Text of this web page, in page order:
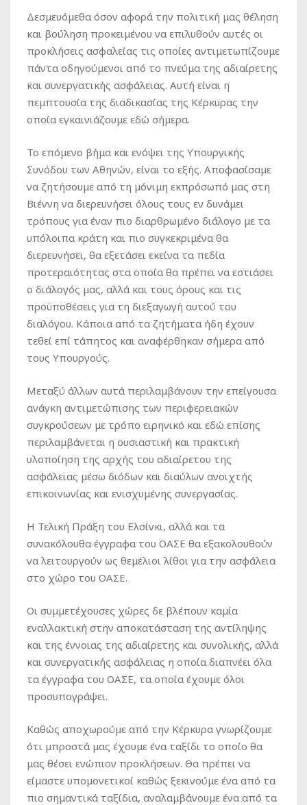
Δεσμευόμεθα όσον αφορά την πολιτική μας θέληση
και βούληση προκειμένου να επιλυθούν αυτές οι
προκλήσεις ασφαλείας τις οποίες αντιμετωπίζουμε
πάντα οδηγούμενοι από το πνεύμα της αδιαίρετης
και συνεργατικής ασφάλειας. Αυτή είναι η
πεμπτουσία της διαδικασίας της Κέρκυρας την
οποία εγκαινιάζουμε εδώ σήμερα.
Το επόμενο βήμα και ενόψει της Υπουργικής
Συνόδου των Αθηνών, είναι το εξής. Αποφασίσαμε
να ζητήσουμε από τη μόνιμη εκπρόσωπό μας στη
Βιέννη να διερευνήσει όλους τους εν δυνάμει
τρόπους για έναν πιο διαρθρωμένο διάλογο με τα
υπόλοιπα κράτη και πιο συγκεκριμένα θα
διερευνήσει, θα εξετάσει εκείνα τα πεδία
προτεραιότητας στα οποία θα πρέπει να εστιάσει
ο διάλογός μας, αλλά και τους όρους και τις
προϋποθέσεις για τη διεξαγωγή αυτού του
διαλόγου. Κάποια από τα ζητήματα ήδη έχουν
τεθεί επί τάπητος και αναφέρθηκαν σήμερα από
τους Υπουργούς.
Μεταξύ άλλων αυτά περιλαμβάνουν την επείγουσα
ανάγκη αντιμετώπισης των περιφερειακών
συγκρούσεων με τρόπο ειρηνικό και εδώ επίσης
περιλαμβάνεται η ουσιαστική και πρακτική
υλοποίηση της αρχής του αδιαίρετου της
ασφάλειας μέσω διόδων και διαύλων ανοιχτής
επικοινωνίας και ενισχυμένης συνεργασίας.
Η Τελική Πράξη του Ελσίνκι, αλλά και τα
συνακόλουθα έγγραφα του ΟΑΣΕ θα εξακολουθούν
να λειτουργούν ως θεμέλιοι λίθοι για την ασφάλεια
στο χώρο του ΟΑΣΕ.
Οι συμμετέχουσες χώρες δε βλέπουν καμία
εναλλακτική στην αποκατάσταση της αντίληψης
και της έννοιας της αδιαίρετης και συνολικής, αλλά
και συνεργατικής ασφάλειας η οποία διαπνέει όλα
τα έγγραφα του ΟΑΣΕ, τα οποία έχουμε όλοι
προσυπογράψει.
Καθώς αποχωρούμε από την Κέρκυρα γνωρίζουμε
ότι μπροστά μας έχουμε ένα ταξίδι το οποίο θα
μας θέσει ενώπιον προκλήσεων. Θα πρέπει να
είμαστε υπομονετικοί καθώς ξεκινούμε ένα από τα
πιο σημαντικά ταξίδια, αναλαμβάνουμε ένα από τα